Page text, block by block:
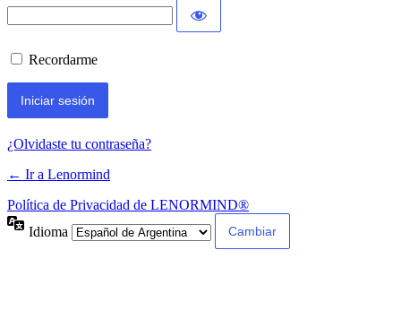
Recordarme
¿Olvidaste tu contraseña?
← Ir a Lenormind
Política de Privacidad de LENORMIND®
Idioma